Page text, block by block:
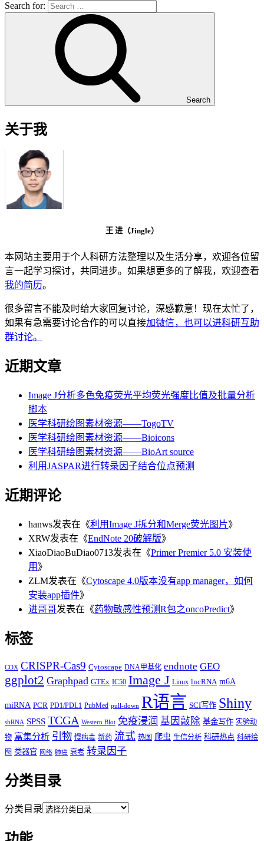
Search for:
Search
关于我
王 进（Jingle）
本网站主要用于个人科研方法整理以及生活分享，欢迎各位留
言一起学习探讨，共同进步。如果想更多的了解我，欢迎查看
我的简历。
很多留言不能及时给大家回复讨论，深感歉意！现在太忙了，
如果有急需要讨论合作的可以直接加微信，也可以进科研互助
群讨论。
近期文章
Image J分析多色免疫荧光平均荧光强度比值及批量分析
脚本
医学科研绘图素材资源——TogoTV
医学科研绘图素材资源——Bioicons
医学科研绘图素材资源——BioArt source
利用JASPAR进行转录因子结合位点预测
近期评论
hanws发表在《利用Image J拆分和Merge荧光图片》
XRW发表在《EndNote 20破解版》
XiaoDiaoBuDiao0713发表在《Primer Premier 5.0 安装使
用 》
ZLM发表在《Cytoscape 4.0版本没有app manager，如何
安装app插件》
进哥哥发表在《药物敏感性预测R包之oncoPredict》
标签
COX CRISPR-Cas9 Cytoscape DNA甲基化 endnote GEO
ggplot2 Graphpad GTEx IC50 Image J Linux lncRNA m6A
miRNA PCR PD1/PDL1 PubMed pull-down R语言 SCI写作 Shiny
shRNA SPSS TCGA Western Blot 免疫浸润 基因敲除 基金写作 实验动
物 富集分析 引物 慢病毒 新药 流式 热图 爬虫 生信分析 科研热点 科研绘
图 类器官 网络 肺癌 衰老 转录因子
分类目录
分类目录